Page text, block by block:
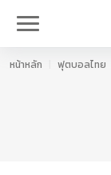
หน้าหลัก ฟุตบอลไทย